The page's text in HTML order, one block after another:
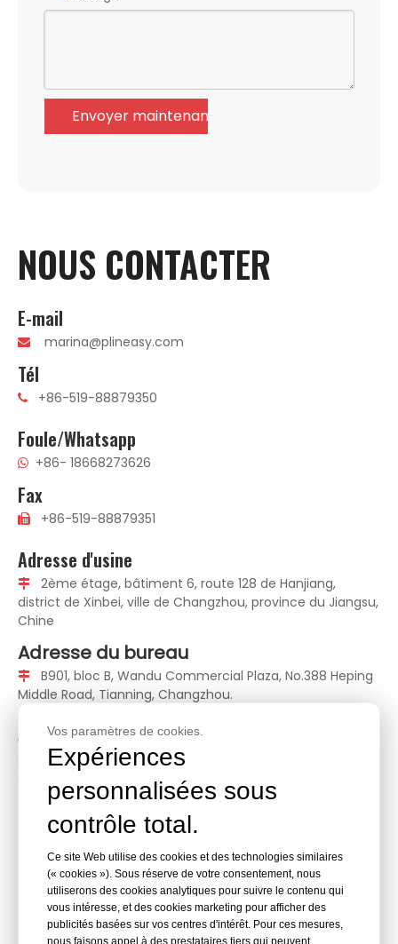
Envoyer maintenant
NOUS CONTACTER
E-mail
 marina@plineasy.com
Tél
 +86-519-88879350
Foule/Whatsapp
 +86- 18668273626
Fax
 +86-519-88879351
Adresse d'usine

2ème étage, bâtiment 6, route 128 de Hanjiang,
district de Xinbei, ville de Changzhou, province du Jiangsu,
Chine
Adresse du bureau

B901, bloc B, Wandu Commercial Plaza, No.388 Heping
Middle Road, Tianning, Changzhou.

Vous pouvez scanner le lien de messagerie
instantanée ci-dessous pour nous joindre pour une
communication rapide.
Vos paramètres de cookies.
Expériences
personnalisées sous
contrôle total.
Ce site Web utilise des cookies et des technologies similaires
(« cookies »). Sous réserve de votre consentement, nous
utiliserons des cookies analytiques pour suivre le contenu qui
vous intéresse, et des cookies marketing pour afficher des
publicités basées sur vos centres d'intérêt. Pour ces mesures,
nous faisons appel à des prestataires tiers qui peuvent